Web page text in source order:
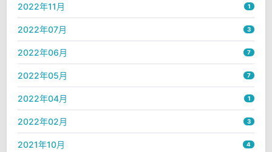
2022年11月 1
2022年07月 3
2022年06月 7
2022年05月 7
2022年04月 1
2022年02月 3
2021年10月 4